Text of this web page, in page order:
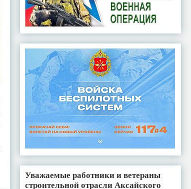
Уважаемые работники и ветераны
строительной отрасли Аксайского